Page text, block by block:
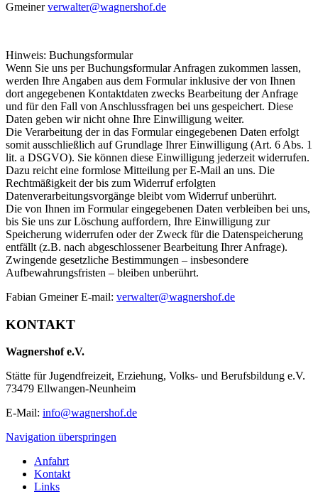
Gmeinerverwalter@wagnershof.de
Hinweis: Buchungsformular
Wenn Sie uns per Buchungsformular Anfragen zukommen lassen,
werden Ihre Angaben aus dem Formular inklusive der von Ihnen
dort angegebenen Kontaktdaten zwecks Bearbeitung der Anfrage
und für den Fall von Anschlussfragen bei uns gespeichert. Diese
Daten geben wir nicht ohne Ihre Einwilligung weiter.
Die Verarbeitung der in das Formular eingegebenen Daten erfolgt
somit ausschließlich auf Grundlage Ihrer Einwilligung (Art. 6 Abs. 1
lit. a DSGVO). Sie können diese Einwilligung jederzeit widerrufen.
Dazu reicht eine formlose Mitteilung per E-Mail an uns. Die
Rechtmäßigkeit der bis zum Widerruf erfolgten
Datenverarbeitungsvorgänge bleibt vom Widerruf unberührt.
Die von Ihnen im Formular eingegebenen Daten verbleiben bei uns,
bis Sie uns zur Löschung auffordern, Ihre Einwilligung zur
Speicherung widerrufen oder der Zweck für die Datenspeicherung
entfällt (z.B. nach abgeschlossener Bearbeitung Ihrer Anfrage).
Zwingende gesetzliche Bestimmungen – insbesondere
Aufbewahrungsfristen – bleiben unberührt.
Fabian Gmeiner E-mail: verwalter@wagnershof.de
KONTAKT
Wagnershof e.V.
Stätte für Jugendfreizeit, Erziehung, Volks- und Berufsbildung e.V.
73479 Ellwangen-Neunheim
E-Mail: info@wagnershof.de
Navigation überspringen
Anfahrt
Kontakt
Links